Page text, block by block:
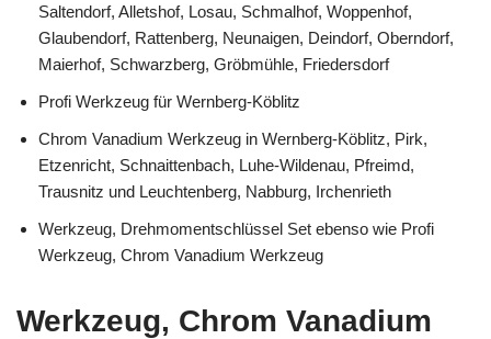
Saltendorf, Alletshof, Losau, Schmalhof, Woppenhof,
Glaubendorf, Rattenberg, Neunaigen, Deindorf, Oberndorf,
Maierhof, Schwarzberg, Gröbmühle, Friedersdorf
Profi Werkzeug für Wernberg-Köblitz
Chrom Vanadium Werkzeug in Wernberg-Köblitz, Pirk,
Etzenricht, Schnaittenbach, Luhe-Wildenau, Pfreimd,
Trausnitz und Leuchtenberg, Nabburg, Irchenrieth
Werkzeug, Drehmomentschlüssel Set ebenso wie Profi
Werkzeug, Chrom Vanadium Werkzeug
Werkzeug, Chrom Vanadium